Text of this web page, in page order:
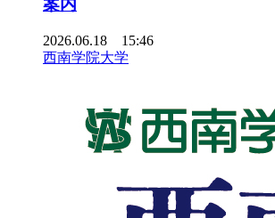
案内
2026.06.18 15:46
西南学院大学